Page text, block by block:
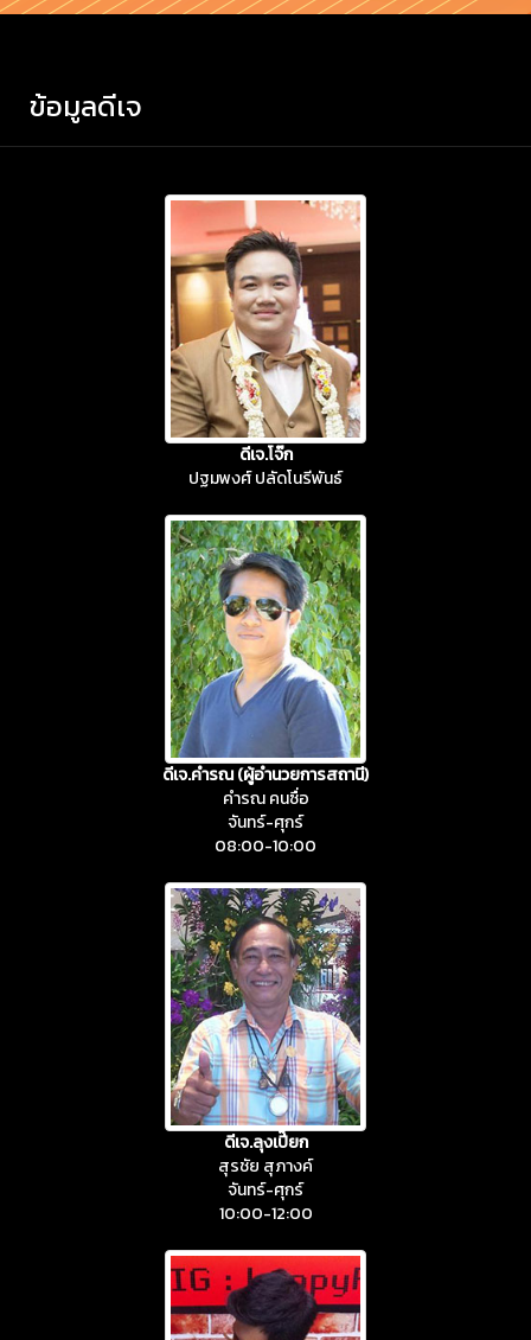
ข้อมูลดีเจ
ดีเจ.โจ๊ก
ปฐมพงศ์ ปลัดโนรีพันธ์
ดีเจ.คำรณ (ผู้อำนวยการสถานี)
คำรณ คนซื่อ
จันทร์-ศุกร์
08:00-10:00
ดีเจ.ลุงเปี๊ยก
สุรชัย สุภางค์
จันทร์-ศุกร์
10:00-12:00